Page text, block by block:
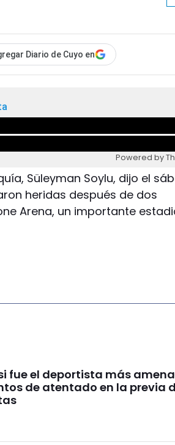
Diario de Cuyo en
Powered by
Süleyman Soylu, dijo el
heridas después de dos
Arena, un importante
fue el deportista más
de atentado en la previa